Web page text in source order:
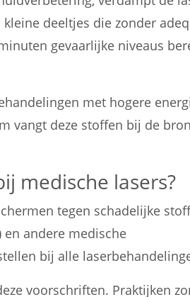
deeltjes die zonder
gevaarlijke niveaus
met hogere
vangt deze stoffen bij de
medische lasers?
tegen schadelijke
en andere medische
bij alle
voorschriften. Praktijken